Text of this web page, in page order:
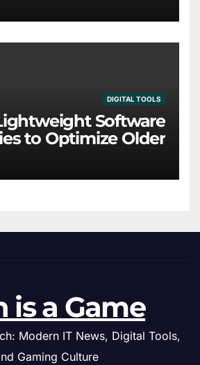
DIGITAL TOOLS
Software
to Optimize Older
is a Game
Modern IT News, Digital Tools,
Gaming Culture.